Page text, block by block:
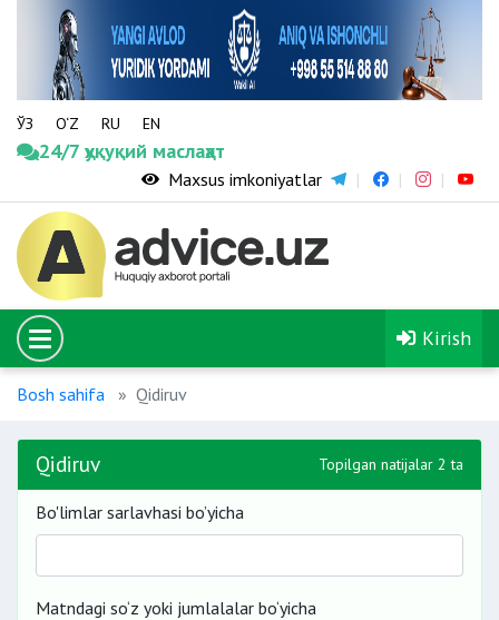
ЎЗ O‘Z RU EN
24/7 ҳуқуқий маслаҳат
Maxsus imkoniyatlar
Kirish
Bosh sahifa Qidiruv
Qidiruv Topilgan natijalar 2 ta
Bo'limlar sarlavhasi bo’yicha
Matndagi so‘z yoki jumlalalar bo‘yicha